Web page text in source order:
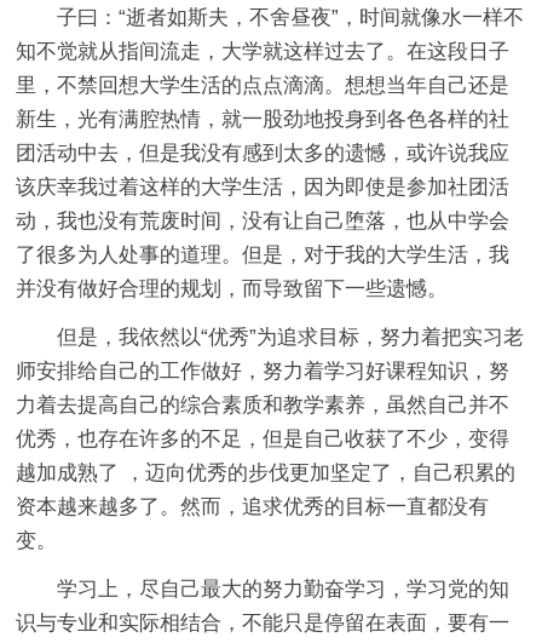
子曰：“逝者如斯夫，不舍昼夜”，时间就像水一样不
知不觉就从指间流走，大学就这样过去了。在这段日子
里，不禁回想大学生活的点点滴滴。想想当年自己还是
新生，光有满腔热情，就一股劲地投身到各色各样的社
团活动中去，但是我没有感到太多的遗憾，或许说我应
该庆幸我过着这样的大学生活，因为即使是参加社团活
动，我也没有荒废时间，没有让自己堕落，也从中学会
了很多为人处事的道理。但是，对于我的大学生活，我
并没有做好合理的规划，而导致留下一些遗憾。
但是，我依然以“优秀”为追求目标，努力着把实习老
师安排给自己的工作做好，努力着学习好课程知识，努
力着去提高自己的综合素质和教学素养，虽然自己并不
优秀，也存在许多的不足，但是自己收获了不少，变得
越加成熟了 ，迈向优秀的步伐更加坚定了，自己积累的
资本越来越多了。然而，追求优秀的目标一直都没有
变。
学习上，尽自己最大的努力勤奋学习，学习党的知
识与专业和实际相结合，不能只是停留在表面，要有一